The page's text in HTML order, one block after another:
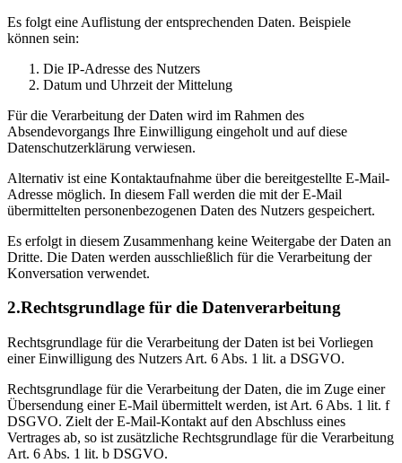
Es folgt eine Auflistung der entsprechenden Daten. Beispiele
können sein:
Die IP-Adresse des Nutzers
Datum und Uhrzeit der Mittelung
Für die Verarbeitung der Daten wird im Rahmen des
Absendevorgangs Ihre Einwilligung eingeholt und auf diese
Datenschutzerklärung verwiesen.
Alternativ ist eine Kontaktaufnahme über die bereitgestellte E-Mail-
Adresse möglich. In diesem Fall werden die mit der E-Mail
übermittelten personenbezogenen Daten des Nutzers gespeichert.
Es erfolgt in diesem Zusammenhang keine Weitergabe der Daten an
Dritte. Die Daten werden ausschließlich für die Verarbeitung der
Konversation verwendet.
2.Rechtsgrundlage für die Datenverarbeitung
Rechtsgrundlage für die Verarbeitung der Daten ist bei Vorliegen
einer Einwilligung des Nutzers Art. 6 Abs. 1 lit. a DSGVO.
Rechtsgrundlage für die Verarbeitung der Daten, die im Zuge einer
Übersendung einer E-Mail übermittelt werden, ist Art. 6 Abs. 1 lit. f
DSGVO. Zielt der E-Mail-Kontakt auf den Abschluss eines
Vertrages ab, so ist zusätzliche Rechtsgrundlage für die Verarbeitung
Art. 6 Abs. 1 lit. b DSGVO.